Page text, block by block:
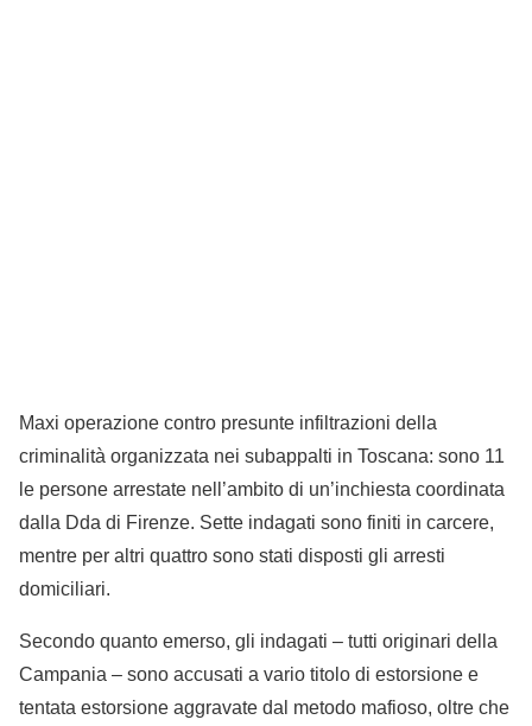
Maxi operazione contro presunte infiltrazioni della
criminalità organizzata nei subappalti in Toscana: sono 11
le persone arrestate nell’ambito di un’inchiesta coordinata
dalla Dda di Firenze. Sette indagati sono finiti in carcere,
mentre per altri quattro sono stati disposti gli arresti
domiciliari.
Secondo quanto emerso, gli indagati – tutti originari della
Campania – sono accusati a vario titolo di estorsione e
tentata estorsione aggravate dal metodo mafioso, oltre che